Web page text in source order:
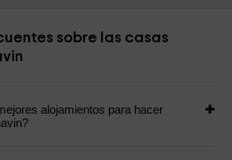
sobre las casas
alojamientos para hacer